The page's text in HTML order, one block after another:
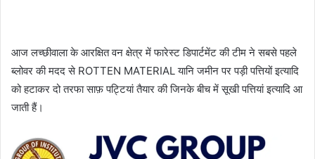
आज लच्छीवाला के आरक्षित वन क्षेत्र में फारेस्ट डिपार्टमेंट की टीम ने सबसे पहले
ब्लोवर की मदद से ROTTEN MATERIAL यानि जमीन पर पड़ी पत्तियों इत्यादि
को हटाकर दो तरफा साफ़ पट्टियां तैयार की जिनके बीच में सूखी पत्तियां इत्यादि आ
जाती हैं।